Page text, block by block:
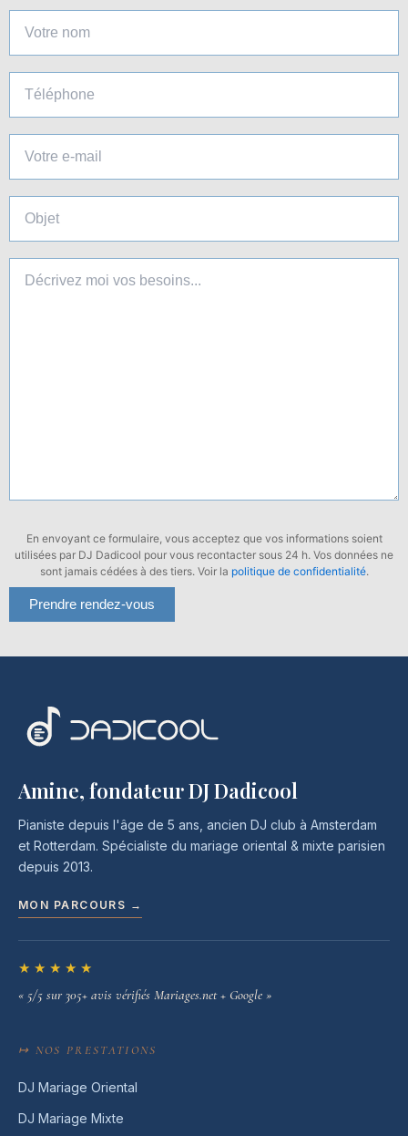
En envoyant ce formulaire, vous acceptez que vos informations soient
utilisées par DJ Dadicool pour vous recontacter sous 24 h. Vos données ne
sont jamais cédées à des tiers. Voir la politique de confidentialité.
Amine, fondateur DJ Dadicool
Pianiste depuis l'âge de 5 ans, ancien DJ club à Amsterdam
et Rotterdam. Spécialiste du mariage oriental & mixte parisien
depuis 2013.
MON PARCOURS →
★★★★★
« 5/5 sur 305+ avis vérifiés Mariages.net + Google »
↦ NOS PRESTATIONS
DJ Mariage Oriental
DJ Mariage Mixte